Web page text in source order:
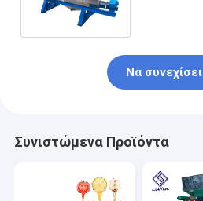
Να συνεχίσει
Συνιστώμενα Προϊόντα